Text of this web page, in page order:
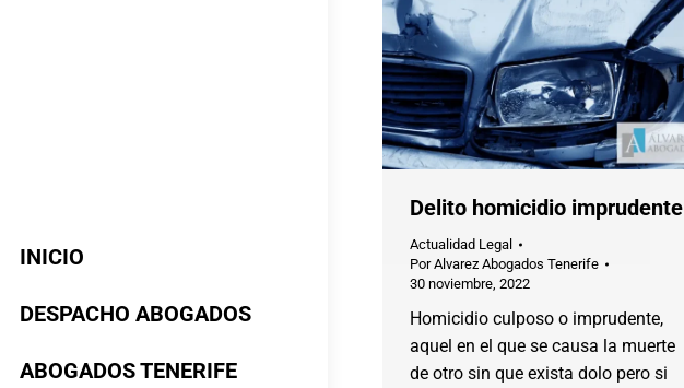
INICIO
DESPACHO ABOGADOS
ABOGADOS TENERIFE
Delito homicidio imprudente
Actualidad Legal
PorAlvarez Abogados Tenerife
30 noviembre, 2022
Homicidio culposo o imprudente,
aquel en el que se causa la muerte
de otro sin que exista dolo pero si